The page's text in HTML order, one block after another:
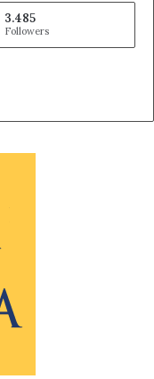
3.485
Followers